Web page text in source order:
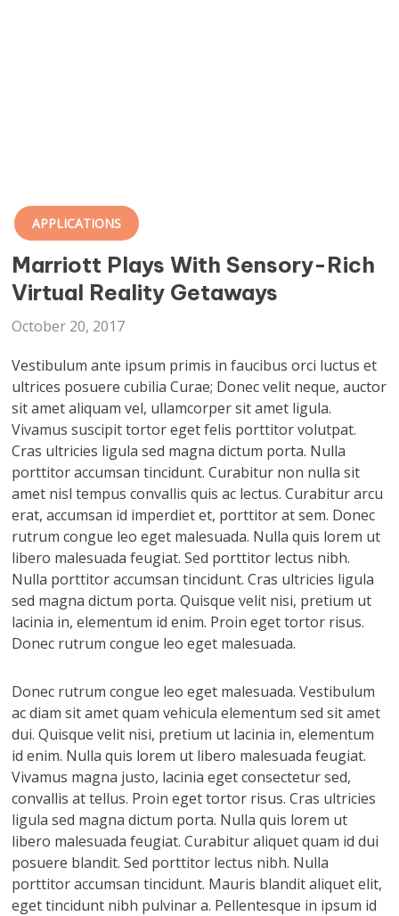
APPLICATIONS
Marriott Plays With Sensory-Rich
Virtual Reality Getaways
October 20, 2017
Vestibulum ante ipsum primis in faucibus orci luctus et
ultrices posuere cubilia Curae; Donec velit neque, auctor
sit amet aliquam vel, ullamcorper sit amet ligula.
Vivamus suscipit tortor eget felis porttitor volutpat.
Cras ultricies ligula sed magna dictum porta. Nulla
porttitor accumsan tincidunt. Curabitur non nulla sit
amet nisl tempus convallis quis ac lectus. Curabitur arcu
erat, accumsan id imperdiet et, porttitor at sem. Donec
rutrum congue leo eget malesuada. Nulla quis lorem ut
libero malesuada feugiat. Sed porttitor lectus nibh.
Nulla porttitor accumsan tincidunt. Cras ultricies ligula
sed magna dictum porta. Quisque velit nisi, pretium ut
lacinia in, elementum id enim. Proin eget tortor risus.
Donec rutrum congue leo eget malesuada.
Donec rutrum congue leo eget malesuada. Vestibulum
ac diam sit amet quam vehicula elementum sed sit amet
dui. Quisque velit nisi, pretium ut lacinia in, elementum
id enim. Nulla quis lorem ut libero malesuada feugiat.
Vivamus magna justo, lacinia eget consectetur sed,
convallis at tellus. Proin eget tortor risus. Cras ultricies
ligula sed magna dictum porta. Nulla quis lorem ut
libero malesuada feugiat. Curabitur aliquet quam id dui
posuere blandit. Sed porttitor lectus nibh. Nulla
porttitor accumsan tincidunt. Mauris blandit aliquet elit,
eget tincidunt nibh pulvinar a. Pellentesque in ipsum id